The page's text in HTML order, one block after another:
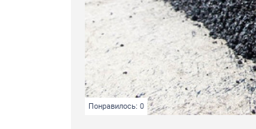
Понравилось: 0